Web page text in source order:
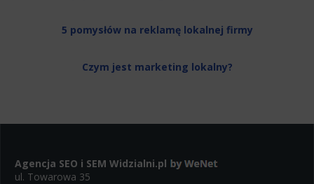
5 pomysłów na reklamę lokalnej firmy
Czym jest marketing lokalny?
Agencja SEO i SEM Widzialni.pl
ul. Towarowa 35